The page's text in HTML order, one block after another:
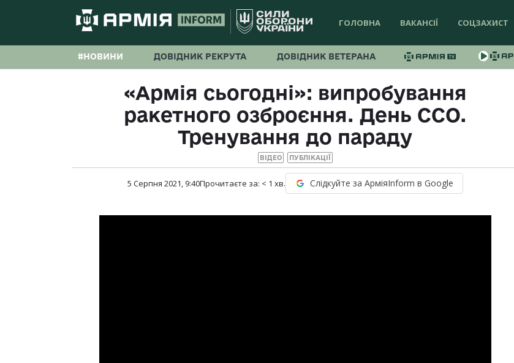
ГОЛОВНА ВАКАНСІЇ СОЦЗАХИСТ
#НОВИНИ ДОВІДНИК РЕКРУТА ДОВІДНИК ВЕТЕРАНА
«Армія сьогодні»: випробування
ракетного озброєння. День ССО.
Тренування до параду
ВІДЕО ПУБЛІКАЦІЇ
5 Серпня 2021, 9:40Прочитаєте за: < 1 хв. Слідкуйте за АрміяInform в Google